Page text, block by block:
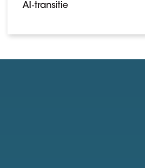
AI‑transitie